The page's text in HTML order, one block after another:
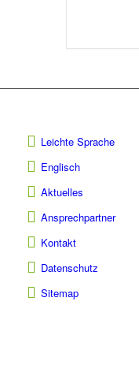
Leichte Sprache
Englisch
Aktuelles
Ansprechpartner
Kontakt
Datenschutz
Sitemap